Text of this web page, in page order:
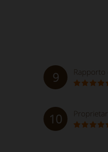
9 Rapporto
10